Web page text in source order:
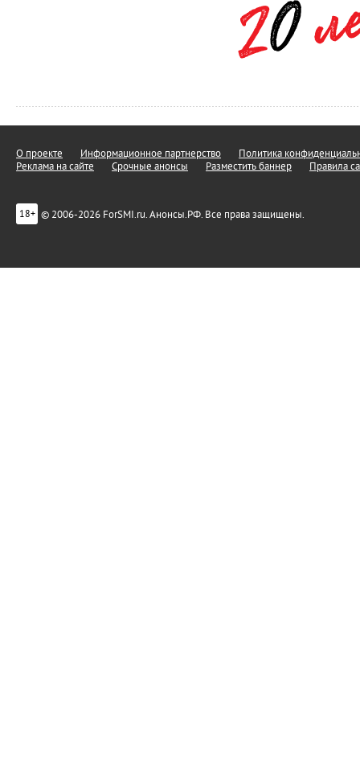
О проекте Информационное партнерство
Политика
Реклама на сайте
Срочные анонсы Разместить баннер Правила
18+ © 2006-2026 ForSMI.ru. Анонсы.РФ. Все права защищены.